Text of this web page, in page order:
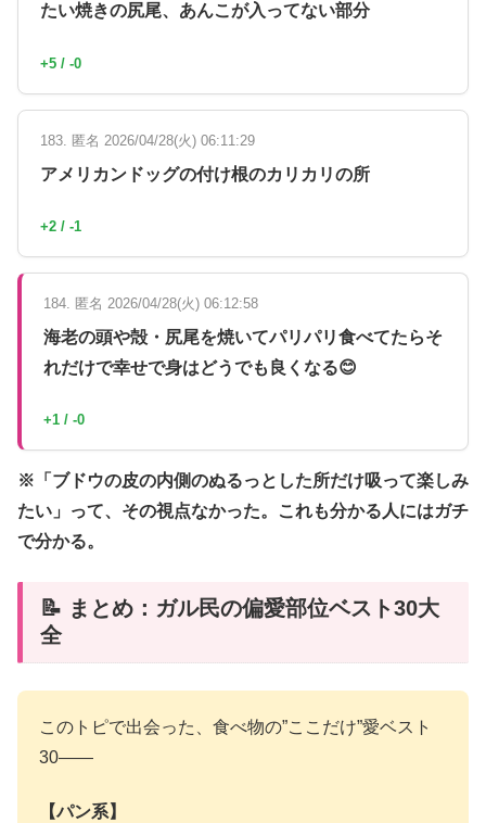
たい焼きの尻尾、あんこが入ってない部分
+5 / -0
183. 匿名 2026/04/28(火) 06:11:29
アメリカンドッグの付け根のカリカリの所
+2 / -1
184. 匿名 2026/04/28(火) 06:12:58
海老の頭や殻・尻尾を焼いてパリパリ食べてたらそ
れだけで幸せで身はどうでも良くなる😊
+1 / -0
※「ブドウの皮の内側のぬるっとした所だけ吸って楽しみ
たい」って、その視点なかった。これも分かる人にはガチ
で分かる。
📝 まとめ：ガル民の偏愛部位ベスト30大
全
このトピで出会った、食べ物の”ここだけ”愛ベスト
30——
【パン系】